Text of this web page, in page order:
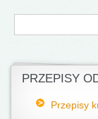
Formularz
Szukaj
PRZEPISY
Przepisy